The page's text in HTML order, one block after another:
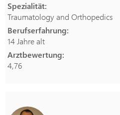
Spezialität:
Traumatology and Orthopedics
Berufserfahrung:
14 Jahre alt
Arztbewertung:
4,76